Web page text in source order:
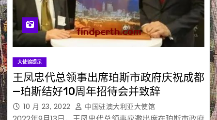
大使馆提示
王凤忠代总领事出席珀斯市政府庆祝成都
—珀斯结好10周年招待会并致辞
10 月 23, 2022 中国驻澳大利亚大使馆